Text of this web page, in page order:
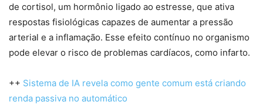
de cortisol, um hormônio ligado ao estresse, que ativa
respostas fisiológicas capazes de aumentar a pressão
arterial e a inflamação. Esse efeito contínuo no organismo
pode elevar o risco de problemas cardíacos, como infarto.
++ Sistema de IA revela como gente comum está criando
renda passiva no automático